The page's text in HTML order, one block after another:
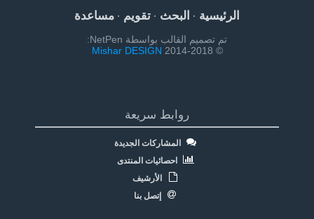
الرئيسية· البحث· تقويم· مساعدة
تم تصميم القالب بواسطة NetPen:
© 2014-2018
Mishar DESIGN
روابط سريعة
المشاركات الجديدة
احصائيات المنتدى
الأرشيف
إتصل بنا